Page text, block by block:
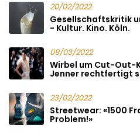
20/02/2022
Gesellschaftskritik
- Kultur. Kino. Köln.
09/03/2022
Wirbel um Cut-Out-
Jenner rechtfertigt
23/02/2022
Streetwear: «1500
Problem!»